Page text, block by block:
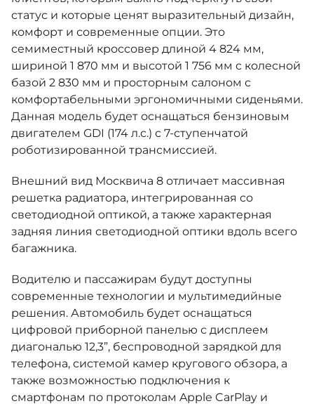
статус и которые ценят выразительный дизайн,
комфорт и современные опции. Это
семиместный кроссовер длиной 4 824 мм,
шириной 1 870 мм и высотой 1 756 мм с колесной
базой 2 830 мм и просторным салоном с
комфортабельными эргономичными сиденьями.
Данная модель будет оснащаться бензиновым
двигателем GDI (174 л.с.) с 7-ступенчатой
роботизированной трансмиссией.
Внешний вид Москвича 8 отличает массивная
решетка радиатора, интегрированная со
светодиодной оптикой, а также характерная
задняя линия светодиодной оптики вдоль всего
багажника.
Водителю и пассажирам будут доступны
современные технологии и мультимедийные
решения. Автомобиль будет оснащаться
цифровой приборной панелью с дисплеем
диагональю 12,3”, беспроводной зарядкой для
телефона, системой камер кругового обзора, а
также возможностью подключения к
смартфонам по протоколам Apple CarPlay и